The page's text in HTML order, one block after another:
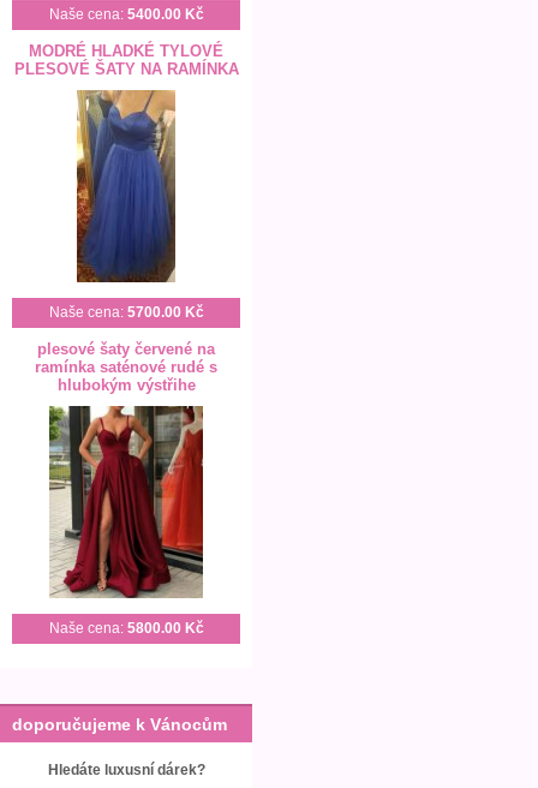
Naše cena: 5400.00 Kč
MODRÉ HLADKÉ TYLOVÉ
PLESOVÉ ŠATY NA RAMÍNKA
Naše cena: 5700.00 Kč
plesové šaty červené na
ramínka saténové rudé s
hlubokým výstřihe
Naše cena: 5800.00 Kč
doporučujeme k Vánocům
Hledáte luxusní dárek?